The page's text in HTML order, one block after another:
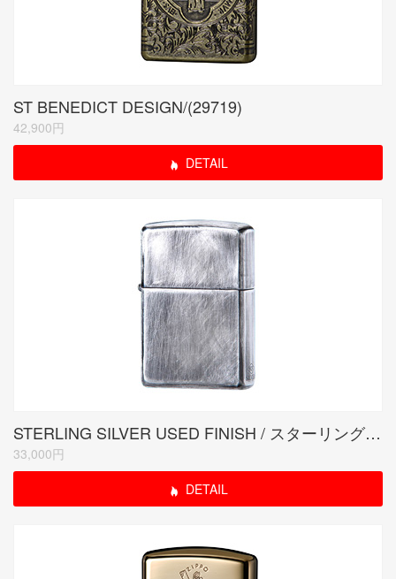
ST BENEDICT DESIGN/(29719)
42,900円
DETAIL
STERLING SILVER USED FINISH / スターリングシルバーユーズドフィニッシュ
33,000円
DETAIL